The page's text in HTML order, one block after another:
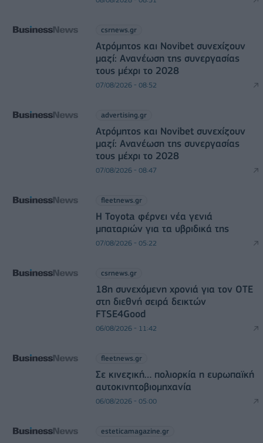
csrnews.gr
Ατρόμητος και Novibet συνεχίζουν
μαζί: Ανανέωση της συνεργασίας
τους μέχρι το 2028
07/08/2026 - 08:52
advertising.gr
Ατρόμητος και Novibet συνεχίζουν
μαζί: Ανανέωση της συνεργασίας
τους μέχρι το 2028
07/08/2026 - 08:47
fleetnews.gr
Η Toyota φέρνει νέα γενιά
μπαταριών για τα υβριδικά της
07/08/2026 - 05:22
csrnews.gr
18η συνεχόμενη χρονιά για τον ΟΤΕ
στη διεθνή σειρά δεικτών
FTSE4Good
06/08/2026 - 11:42
fleetnews.gr
Σε κινεζική… πολιορκία η ευρωπαϊκή
αυτοκινητοβιομηχανία
06/08/2026 - 05:00
esteticamagazine.gr